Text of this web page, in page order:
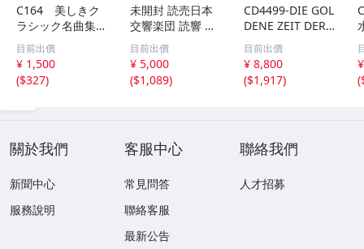
C164 美しきク
ラシック名曲集
試聴用無料CD
非売品 CD ジ
ャケット無し
目前出價
¥ 1,500
($327)
未開封 読売日本
交響楽団 読響 ク
ラシックCD 9枚
セット ライブ録
音
目前出價
¥ 5,000
($1,089)
CD4499-DIE GOL
DENE ZEIT DER
WIENER MUSIK
ウインナ・ワル
ツ大全集 BOX
１２枚組
目前出價
¥ 8,800
($1,917)
(
關於我們
新聞中心
服務說明
客服中心
常見問答
聯絡客服
最新公告
聯絡我們
人才招募